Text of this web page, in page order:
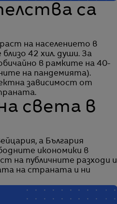
са
на населението в
42 хил. души. За
в рамките на 40-
на пандемията).
зависимост от
света в
а България
икономики в
на публичните разходи и
на страната и ни